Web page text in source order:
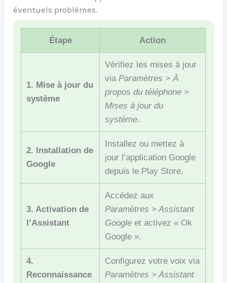
éventuels problèmes.
Étape Action
1. Mise à jour du
système
Vérifiez les mises à jour
viaParamètres > À
propos du téléphone >
Mises à jour du
système.
2. Installation de
Google
Installez ou mettez à
jour l’application Google
depuis le Play Store.
3. Activation de
l’Assistant
Accédez aux
Paramètres > Assistant
Google et activez « Ok
Google ».
4.
Reconnaissance
Configurez votre voix via
Paramètres > Assistant